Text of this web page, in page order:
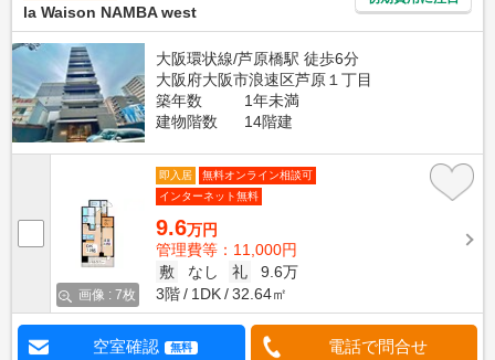
la Waison NAMBA west
大阪環状線/芦原橋駅 徒歩6分
大阪府大阪市浪速区芦原１丁目
築年数
1年未満
建物階数
14階建
画像 : 7枚
即入居
無料オンライン相談可
インターネット無料
9.6万円
管理費等：11,000円
敷
なし 礼
9.6万
3階
1DK 32.64㎡
空室確認 無料 電話で問合せ